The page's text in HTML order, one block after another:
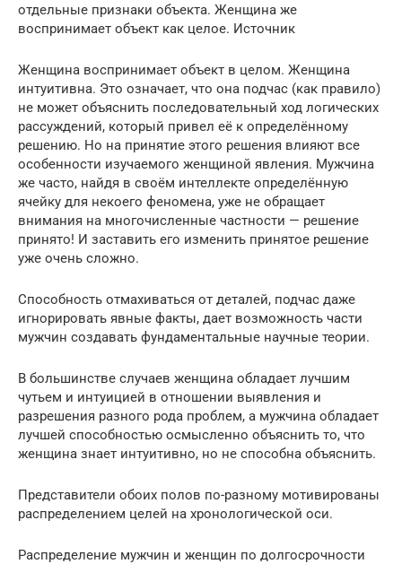
отдельные признаки объекта. Женщина же
воспринимает объект как целое. Источник
Женщина воспринимает объект в целом. Женщина
интуитивна. Это означает, что она подчас (как правило)
не может объяснить последовательный ход логических
рассуждений, который привел её к определённому
решению. Но на принятие этого решения влияют все
особенности изучаемого женщиной явления. Мужчина
же часто, найдя в своём интеллекте определённую
ячейку для некоего феномена, уже не обращает
внимания на многочисленные частности — решение
принято! И заставить его изменить принятое решение
уже очень сложно.
Способность отмахиваться от деталей, подчас даже
игнорировать явные факты, дает возможность части
мужчин создавать фундаментальные научные теории.
В большинстве случаев женщина обладает лучшим
чутьем и интуицией в отношении выявления и
разрешения разного рода проблем, а мужчина обладает
лучшей способностью осмысленно объяснить то, что
женщина знает интуитивно, но не способна объяснить.
Представители обоих полов по-разному мотивированы
распределением целей на хронологической оси.
Распределение мужчин и женщин по долгосрочности